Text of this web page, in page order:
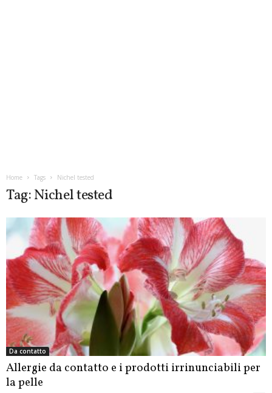
Home Tags Nichel tested
Tag: Nichel tested
Da contatto
Allergie da contatto e i prodotti irrinunciabili per
la pelle